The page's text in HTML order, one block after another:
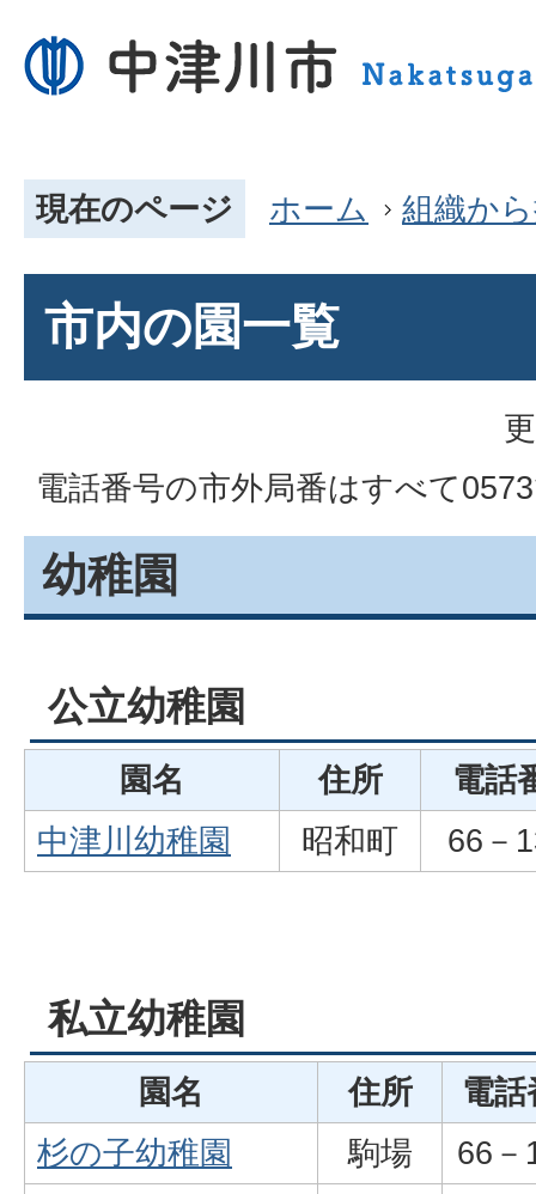
現在のページ ホーム 組織か
市内の園一覧
電話番号の市外局番はすべて
幼稚園
公立幼稚園
園名 住所
電話
中津川幼稚園
昭和町 66－
私立幼稚園
園名 住所
電話
杉の子幼稚園
駒場
66－